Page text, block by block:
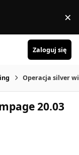
×
Zaloguj się
Operacja silver
20.03